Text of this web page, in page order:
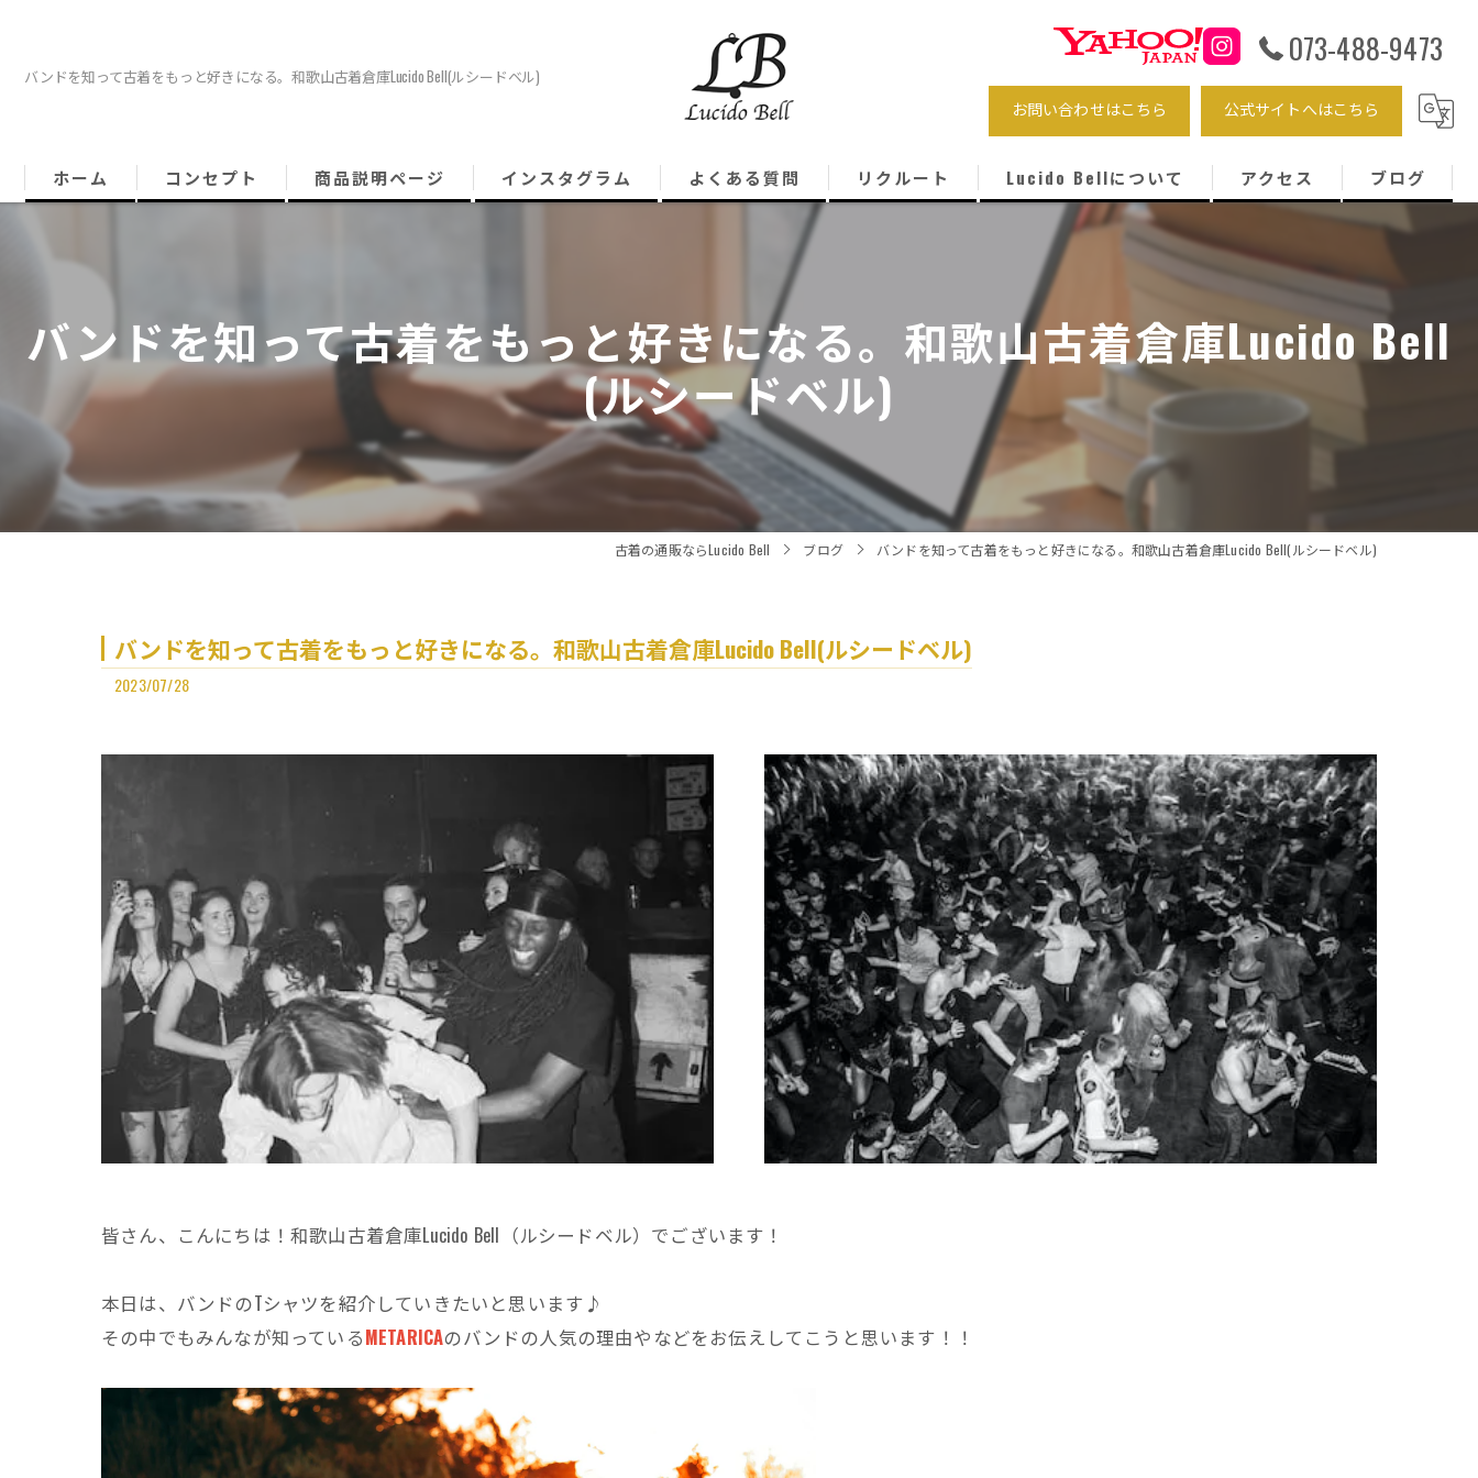
バンドを知って古着をもっと好きになる。和歌山古着倉庫Lucido Bell(ルシードベル)
073-488-9473
お問い合わせはこちら 公式サイトへはこちら
ホーム コンセプト 商品説明ページ インスタグラム よくある質問 リクルート Lucido Bellについて
海外輸入
メンズ
トップス
パンツ
ストリート
アクセス ブログ
バンドを知って古着をもっと好きになる。和歌山古着倉庫Lucido Bell
(ルシードベル)
古着の通販ならLucido Bell ブログ バンドを知って古着をもっと好きになる。和歌山古着倉庫Lucido Bell(ルシードベル)
バンドを知って古着をもっと好きになる。和歌山古着倉庫Lucido Bell(ルシードベル)
2023/07/28
皆さん、こんにちは！和歌山古着倉庫Lucido Bell（ルシードベル）でございます！
本日は、バンドのTシャツを紹介していきたいと思います♪
その中でもみんなが知っているMETARICAのバンドの人気の理由やなどをお伝えしてこうと思います！！